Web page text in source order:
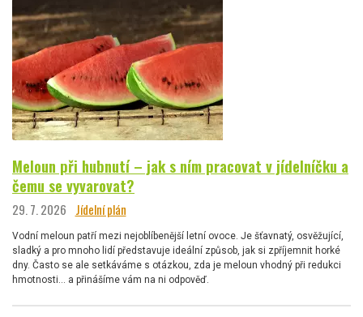
Meloun při hubnutí – jak s ním pracovat v jídelníčku a
čemu se vyvarovat?
29. 7. 2026 Jídelní plán
Vodní meloun patří mezi nejoblíbenější letní ovoce. Je šťavnatý, osvěžující,
sladký a pro mnoho lidí představuje ideální způsob, jak si zpříjemnit horké
dny. Často se ale setkáváme s otázkou, zda je meloun vhodný při redukci
hmotnosti… a přinášíme vám na ni odpověď.